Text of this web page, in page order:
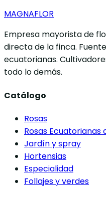
MAGNAFLOR
Empresa mayorista de
directa de la finca.
ecuatorianas.
todo lo demás.
Catálogo
Rosas
Rosas Ecuatorianas
Jardín y spray
Hortensias
Especialidad
Follajes y verdes